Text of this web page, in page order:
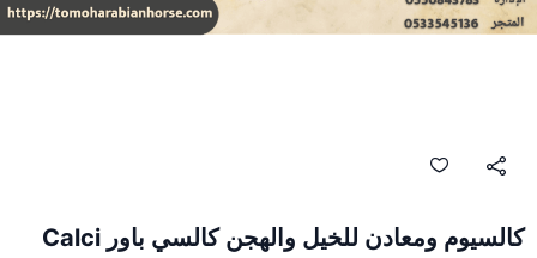
كالسيوم ومعادن للخيل والهجن كالسي باور Calci